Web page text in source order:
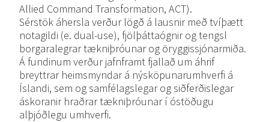
Allied Command Transformation, ACT).
Sérstök áhersla verður lögð á lausnir með tvíþætt
notagildi (e. dual-use), fjölþáttaógnir og tengsl
borgaralegrar tækniþróunar og öryggissjónarmiða.
Á fundinum verður jafnframt fjallað um áhrif
breyttrar heimsmyndar á nýsköpunarumhverfi á
Íslandi, sem og samfélagslegar og siðferðislegar
áskoranir hraðrar tækniþróunar í óstöðugu
alþjóðlegu umhverfi.